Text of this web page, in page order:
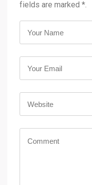
fields are marked *.